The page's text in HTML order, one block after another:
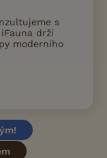
s
drží
moderního